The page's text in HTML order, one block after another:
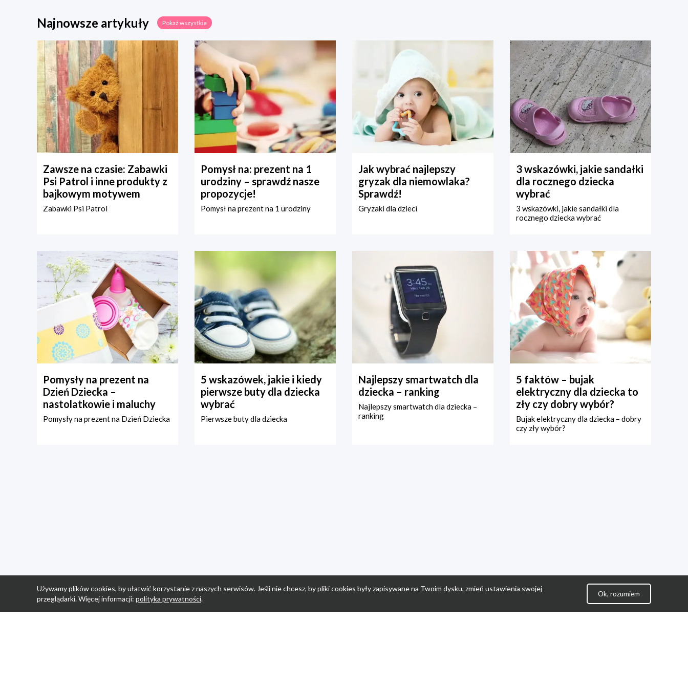
Najnowsze artykuły Pokaż wszystkie
Zawsze na czasie: Zabawki
Psi Patrol i inne produkty z
bajkowym motywem
Zabawki Psi Patrol
Pomysł na: prezent na 1
urodziny – sprawdź nasze
propozycje!
Pomysł na prezent na 1 urodziny
Jak wybrać najlepszy
gryzak dla niemowlaka?
Sprawdź!
Gryzaki dla dzieci
3 wskazówki, jakie sandałki
dla rocznego dziecka
wybrać
3 wskazówki, jakie sandałki dla
rocznego dziecka wybrać
Pomysły na prezent na
Dzień Dziecka –
nastolatkowie i maluchy
Pomysły na prezent na Dzień Dziecka
5 wskazówek, jakie i kiedy
pierwsze buty dla dziecka
wybrać
Pierwsze buty dla dziecka
Najlepszy smartwatch dla
dziecka – ranking
Najlepszy smartwatch dla dziecka –
ranking
5 faktów – bujak
elektryczny dla dziecka to
zły czy dobry wybór?
Bujak elektryczny dla dziecka – dobry
czy zły wybór?
Używamy plików cookies, by ułatwić korzystanie z naszych serwisów. Jeśli nie chcesz, by pliki cookies były zapisywane na Twoim dysku, zmień ustawienia swojej
przeglądarki. Więcej informacji: polityka prywatności.
Ok, rozumiem